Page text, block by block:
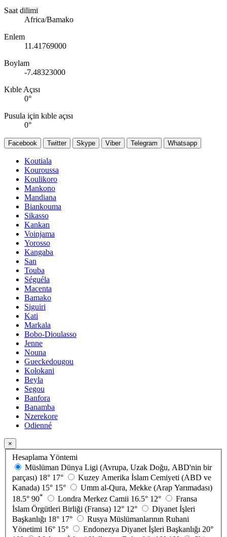
Saat dilimi
Africa/Bamako
Enlem
11.41769000
Boylam
-7.48323000
Kıble Açısı
0°
Pusula için kıble açısı
0°
Facebook Twitter Skype Viber Telegram Whatsapp
Koutiala
Kouroussa
Koulikoro
Mankono
Mandiana
Biankouma
Sikasso
Kankan
Voinjama
Yorosso
Kangaba
San
Touba
Séguéla
Macenta
Bamako
Siguiri
Kati
Markala
Bobo-Dioulasso
Jenne
Nouna
Gueckedougou
Kolokani
Beyla
Segou
Banfora
Banamba
Nzerekore
Odienné
×
Hesaplama Yöntemi
Müslüman Dünya Ligi (Avrupa, Uzak Doğu, ABD'nin bir
parçası) 18° 17°
Kuzey Amerika İslam Cemiyeti (ABD ve
Kanada) 15° 15°
Umm al-Qura, Mekke (Arap Yarımadası)
18.5° 90* Londra Merkez Camii 16.5° 12°
Fransa
İslam Örgütleri Birliği (Fransa) 12° 12°
Diyanet İşleri
Başkanlığı 18° 17°
Rusya Müslümanlarının Ruhani
Yönetimi 16° 15° Endonezya Diyanet İşleri Başkanlığı 20°